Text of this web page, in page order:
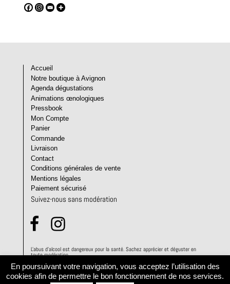
Accueil
Notre boutique à Avignon
Agenda dégustations
Animations œnologiques
Pressbook
Mon Compte
Panier
Commande
Livraison
Contact
Conditions générales de vente
Mentions légales
Paiement sécurisé
Suivez-nous sans modération
L'abus d'alcool est dangereux pour la santé. Sachez apprécier et déguster en
toute modération.
En poursuivant votre navigation, vous acceptez l’utilisation des
cookies afin de permettre le bon fonctionnement de nos services.